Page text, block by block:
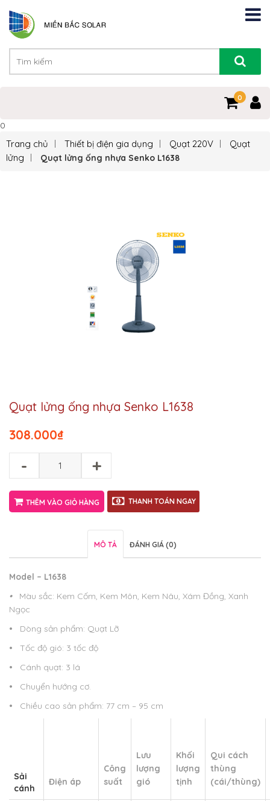
0
0
Trang chủ Thiết bị điện gia dụng Quạt 220V
Quạt
lửng
Quạt lửng ống nhựa Senko L1638
Quạt lửng ống nhựa Senko L1638
₫
308.000
- +
THÊM VÀO GIỎ HÀNG THANH TOÁN NGAY
MÔ TẢ ĐÁNH GIÁ (0)
Model – L1638
•
Màu sắc: Kem Cốm, Kem Môn, Kem Nâu, Xám Đồng, Xanh
Ngọc
• Dòng sản phẩm: Quạt Lỡ
• Tốc độ gió: 3 tốc độ
• Cánh quạt: 3 lá
• Chuyển hướng cơ.
• Chiều cao sản phẩm: 77 cm – 95 cm
Sải
cánh
Điện áp
Công
suất
Lưu
lượng
gió
Khối
lượng
tịnh
Qui cách
thùng
(cái/thùng)